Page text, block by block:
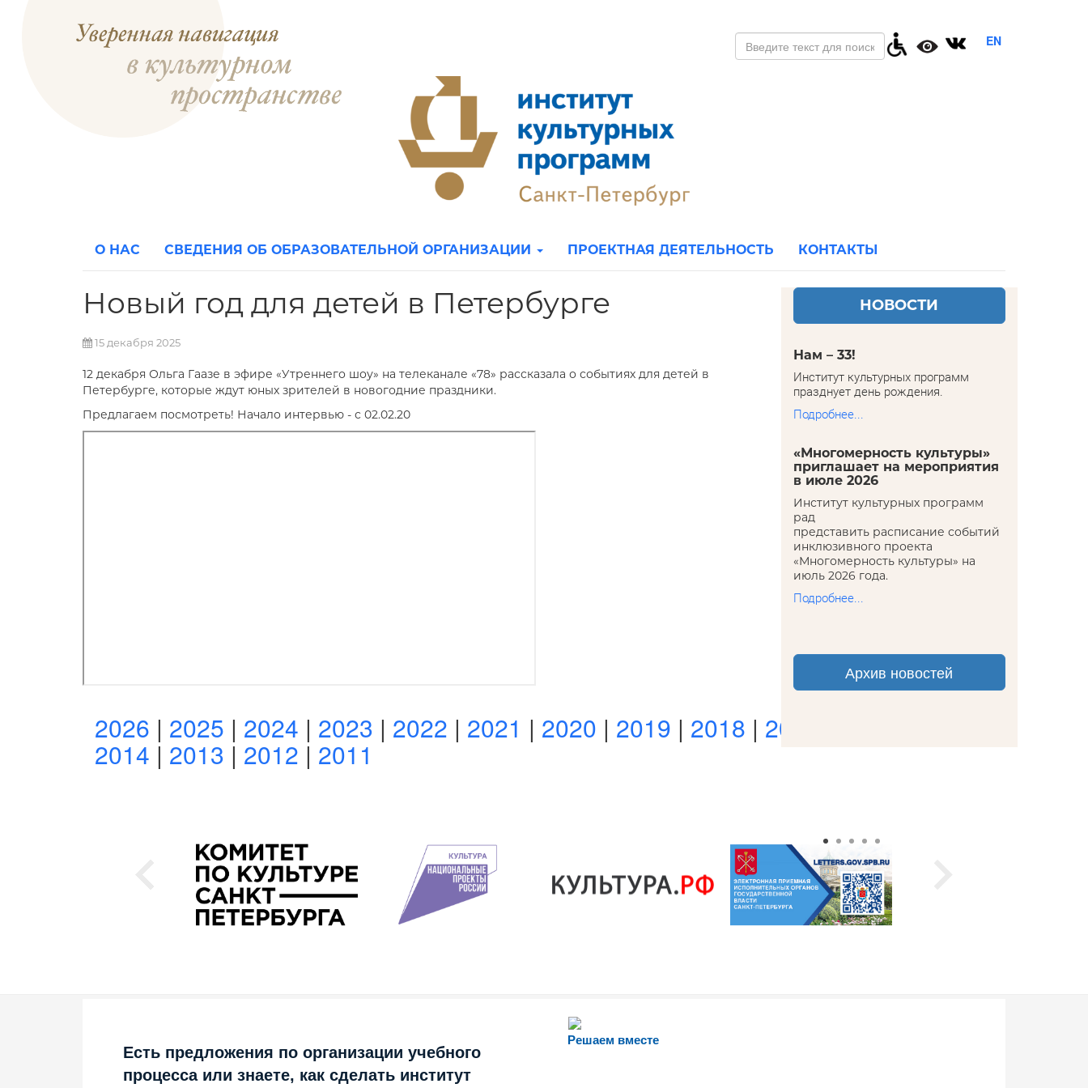
EN
О НАС СВЕДЕНИЯ ОБ ОБРАЗОВАТЕЛЬНОЙ ОРГАНИЗАЦИИ ПРОЕКТНАЯ ДЕЯТЕЛЬНОСТЬ КОНТАКТЫ
Новый год для детей в Петербурге
15 декабря 2025
12 декабря Ольга Гаазе в эфире «Утреннего шоу» на телеканале «78» рассказала о событиях для детей в
Петербурге, которые ждут юных зрителей в новогодние праздники.
Предлагаем посмотреть! Начало интервью - с 02.02.20
2026 | 2025 | 2024 | 2023 | 2022 | 2021 | 2020 | 2019 | 2018 | 2017
2014 | 2013 | 2012 | 2011
НОВОСТИ
Нам – 33!
Институт культурных программ
празднует день рождения.
Подробнее...
«Многомерность культуры»
приглашает на мероприятия
в июле 2026
Институт культурных программ
рад
представить расписание событий
инклюзивного проекта
«Многомерность культуры» на
июль 2026 года.
Подробнее...
Архив новостей
Решаем вместе
Есть предложения по организации учебного
процесса или знаете, как сделать институт